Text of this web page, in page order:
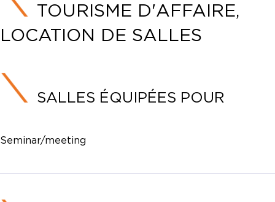
TOURISME D'AFFAIRE,
LOCATION DE SALLES
SALLES ÉQUIPÉES POUR
Seminar/meeting